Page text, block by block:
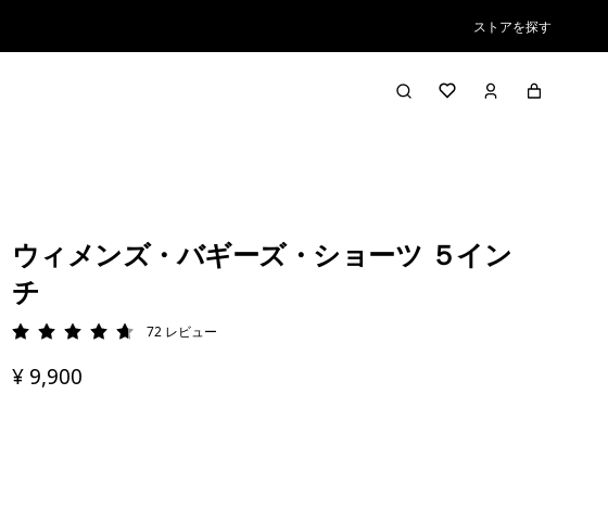
ストアを探す
ウィメンズ・バギーズ・ショーツ ５イン
チ
評価: 4.7 / 5
72 レビュー
¥ 9,900